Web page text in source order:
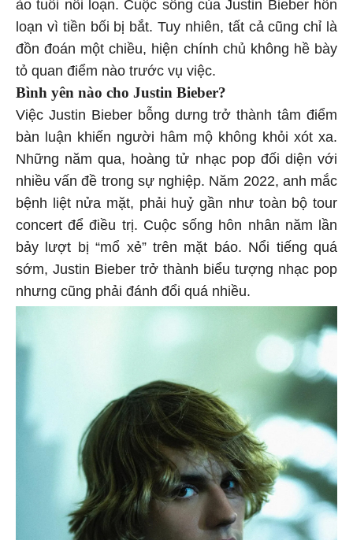
loạn vì tiền bối bị bắt. Tuy nhiên, tất cả cũng chỉ là
đồn đoán một chiều, hiện chính chủ không hề bày
tỏ quan điểm nào trước vụ việc.
Bình yên nào cho Justin Bieber?
Việc Justin Bieber bỗng dưng trở thành tâm điểm
bàn luận khiến người hâm mộ không khỏi xót xa.
Những năm qua, hoàng tử nhạc pop đối diện với
nhiều vấn đề trong sự nghiệp. Năm 2022, anh mắc
bệnh liệt nửa mặt, phải huỷ gần như toàn bộ tour
concert để điều trị. Cuộc sống hôn nhân năm lần
bảy lượt bị “mổ xẻ” trên mặt báo. Nổi tiếng quá
sớm, Justin Bieber trở thành biểu tượng nhạc pop
nhưng cũng phải đánh đổi quá nhiều.